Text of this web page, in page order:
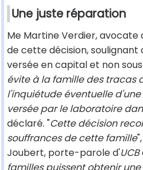
Une juste réparation
Me Martine Verdier, avocate
de cette décision,
versée en capital et non
évite à la famille des tracas
l'inquiétude éventuelle
versée par le laboratoire
déclaré. "Cette décision
souffrances de cette famille
Joubert, porte-parole d'UCB